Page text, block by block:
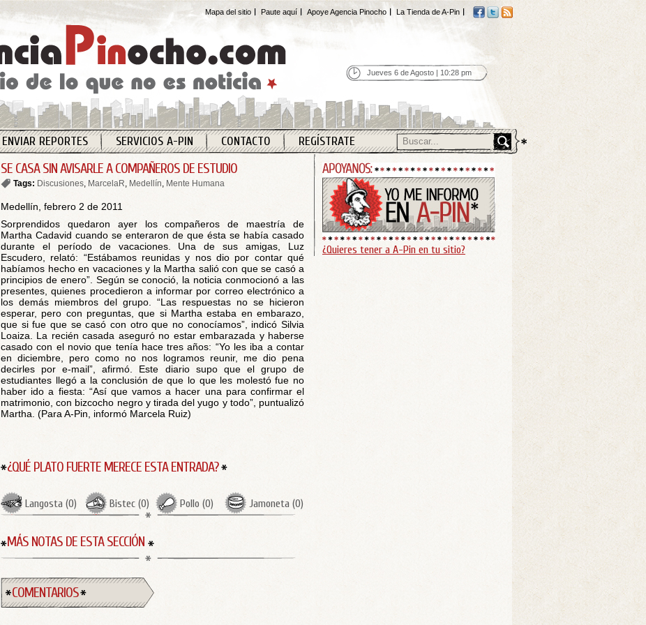
Mapa del sitio Paute aquí Apoye Agencia Pinocho La Tienda de A-Pin
Jueves 6 de Agosto | 10:28 pm
ENVIAR REPORTES SERVICIOS A-PIN CONTACTO REGÍSTRATE
SE CASA SIN AVISARLE A COMPAÑEROS DE ESTUDIO
Tags: Discusiones, MarcelaR, Medellín, Mente Humana
Medellín, febrero 2 de 2011
Sorprendidos quedaron ayer los compañeros de maestría de
Martha Cadavid cuando se enteraron de que ésta se había casado
durante el período de vacaciones. Una de sus amigas, Luz
Escudero, relató: “Estábamos reunidas y nos dio por contar qué
habíamos hecho en vacaciones y la Martha salió con que se casó a
principios de enero”. Según se conoció, la noticia conmocionó a las
presentes, quienes procedieron a informar por correo electrónico a
los demás miembros del grupo. “Las respuestas no se hicieron
esperar, pero con preguntas, que si Martha estaba en embarazo,
que si fue que se casó con otro que no conocíamos”, indicó Silvia
Loaiza. La recién casada aseguró no estar embarazada y haberse
casado con el novio que tenía hace tres años: “Yo les iba a contar
en diciembre, pero como no nos logramos reunir, me dio pena
decirles por e-mail”, afirmó. Este diario supo que el grupo de
estudiantes llegó a la conclusión de que lo que les molestó fue no
haber ido a fiesta: “Así que vamos a hacer una para confirmar el
matrimonio, con bizcocho negro y tirada del yugo y todo”, puntualizó
Martha. (Para A-Pin, informó Marcela Ruiz)
¿QUÉ PLATO FUERTE MERECE ESTA ENTRADA?
Langosta (0) Bistec (0) Pollo (0) Jamoneta (0)
MÁS NOTAS DE ESTA SECCIÓN
COMENTARIOS
¿Quieres tener a A-Pin en tu sitio?